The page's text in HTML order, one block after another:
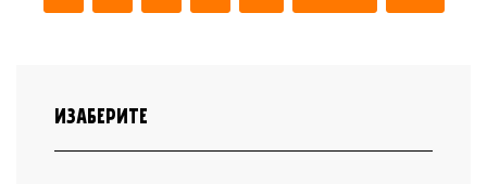
ИЗАБЕРИТЕ